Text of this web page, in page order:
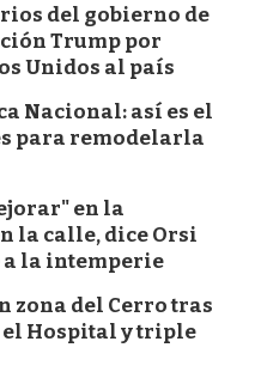
del gobierno de
Trump por
Unidos al país
Nacional: así es el
para remodelarla
en la
la calle, dice Orsi
a la intemperie
zona del Cerro tras
el Hospital y triple